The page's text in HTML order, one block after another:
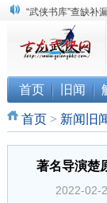
珠海《古龙作品集
三千藏书奉江湖
“武侠书库”查缺补
首页 旧闻
首页> 新闻旧
著名导演楚
2022-02-